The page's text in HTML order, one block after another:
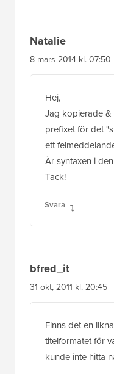
Natalie
8 mars 2014 kl. 07:50
Hej,
Jag kopierade
prefixet för det
ett
Är syntaxen i
Tack!
Svara
bfred_it
31 okt, 2011 kl. 20:45
Finns det en
titelformatet för
kunde inte hitta